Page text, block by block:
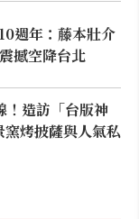
週年：藤本壯介
撼空降台北
！造訪「台版神
烤披薩與人氣私